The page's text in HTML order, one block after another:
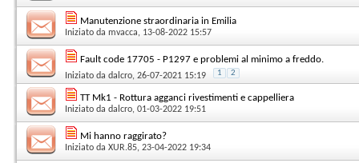
Manutenzione straordinaria in Emilia
Iniziato da mvacca, 13-08-2022 15:57
Fault code 17705 - P1297 e problemi al minimo a freddo.
Iniziato da dalcro, 26-07-2021 15:19 1 2
TT Mk1 - Rottura agganci rivestimenti e cappelliera
Iniziato da dalcro, 01-03-2022 19:51
Mi hanno raggirato?
Iniziato da XUR.85, 23-04-2022 19:34